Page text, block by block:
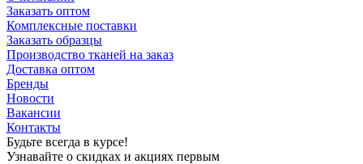
Заказать оптом
Комплексные поставки
Заказать образцы
Производство тканей на заказ
Доставка оптом
Бренды
Новости
Вакансии
Контакты
Будьте всегда в курсе!
Узнавайте о скидках и акциях первым